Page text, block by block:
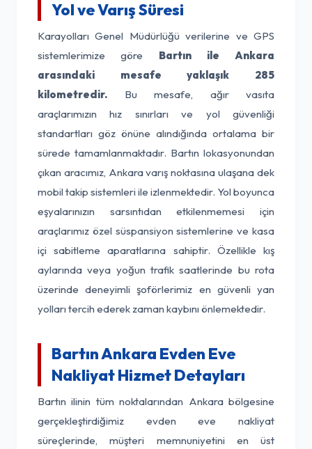
Yol ve Varış Süresi
Karayolları Genel Müdürlüğü verilerine ve GPS
sistemlerimize göre Bartın ile Ankara
arasındaki mesafe yaklaşık 285
kilometredir. Bu mesafe, ağır vasıta
araçlarımızın hız sınırları ve yol güvenliği
standartları göz önüne alındığında ortalama bir
sürede tamamlanmaktadır. Bartın lokasyonundan
çıkan aracımız, Ankara varış noktasına ulaşana dek
mobil takip sistemleri ile izlenmektedir. Yol boyunca
eşyalarınızın sarsıntıdan etkilenmemesi için
araçlarımız özel süspansiyon sistemlerine ve kasa
içi sabitleme aparatlarına sahiptir. Özellikle kış
aylarında veya yoğun trafik saatlerinde bu rota
üzerinde deneyimli şoförlerimiz en güvenli yan
yolları tercih ederek zaman kaybını önlemektedir.
Bartın Ankara Evden Eve
Nakliyat Hizmet Detayları
Bartın ilinin tüm noktalarından Ankara bölgesine
gerçekleştirdiğimiz evden eve nakliyat
süreçlerinde, müşteri memnuniyetini en üst